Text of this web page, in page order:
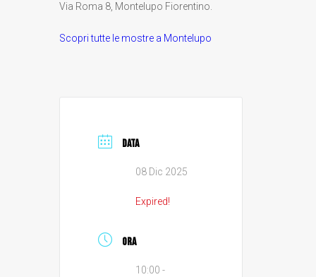
Via Roma 8, Montelupo Fiorentino.
Scopri tutte le mostre a Montelupo
DATA
08 Dic 2025
Expired!
ORA
10:00 -